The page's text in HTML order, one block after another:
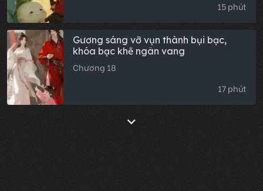
15 phút
Gương sáng vỡ vụn thành bụi bạc,
khóa bạc khẽ ngân vang
Chương 18
17 phút